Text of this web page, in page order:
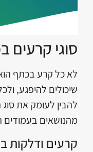
סוגי קרעים
לא כל קרע בכתף
שיכולים להיפגע,
להבין לעומק את
מהנושאים בעמודים
קרעים ודלקות